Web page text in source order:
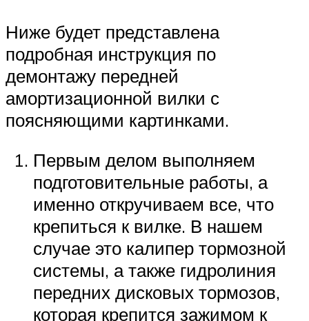
Ниже будет представлена
подробная инструкция по
демонтажу передней
амортизационной вилки с
поясняющими картинками.
Первым делом выполняем
подготовительные работы, а
именно откручиваем все, что
крепиться к вилке. В нашем
случае это калипер тормозной
системы, а также гидролиния
передних дисковых тормозов,
которая крепится зажимом к